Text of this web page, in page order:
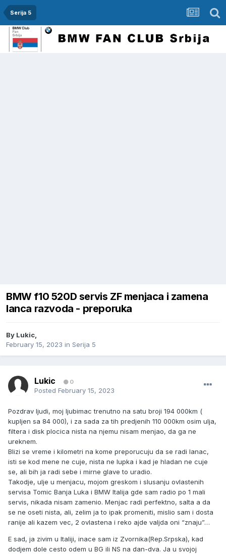
Serija 5
BMW f10 520D servis ZF menjaca i zamena
lanca razvoda - preporuka
By Lukic,
February 15, 2023 in Serija 5
Lukic 0
Posted February 15, 2023
Pozdrav ljudi, moj ljubimac trenutno na satu broji 194 000km (
kupljen sa 84 000), i za sada za tih predjenih 110 000km osim ulja,
filtera i disk plocica nista na njemu nisam menjao, da ga ne
ureknem.
Blizi se vreme i kilometri na kome preporucuju da se radi lanac,
isti se kod mene ne cuje, nista ne lupka i kad je hladan ne cuje
se, ali bih ja radi sebe i mirne glave to uradio.
Takodje, ulje u menjacu, mojom greskom i slusanju ovlastenih
servisa Tomic Banja Luka i BMW Italija gde sam radio po 1 mali
servis, nikada nisam zamenio. Menjac radi perfektno, salta a da
se ne oseti nista, ali, zelim ja to ipak promeniti, mislio sam i dosta
ranije ali kazem vec, 2 ovlastena i reko ajde valjda oni “znaju”…
E sad, ja zivim u Italiji, inace sam iz Zvornika(Rep.Srpska), kad
dodjem dole cesto odem u BG ili NS na dan-dva. Ja u svojoj